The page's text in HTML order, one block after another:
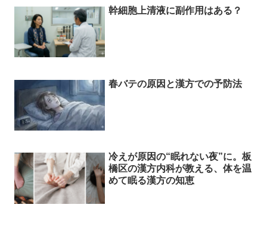
幹細胞上清液に副作用はある？
春バテの原因と漢方での予防法
冷えが原因の“眠れない夜”に。板
橋区の漢方内科が教える、体を温
めて眠る漢方の知恵